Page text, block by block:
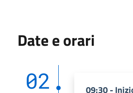
Date e orari
02 09:30 -